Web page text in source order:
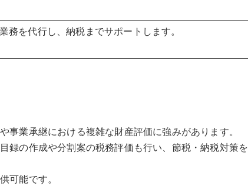
務を代行し、納税までサポートします。
業承継における複雑な財産評価に強みがあります。
録の作成や分割案の税務評価も行い、節税・納税対策を
可能です。